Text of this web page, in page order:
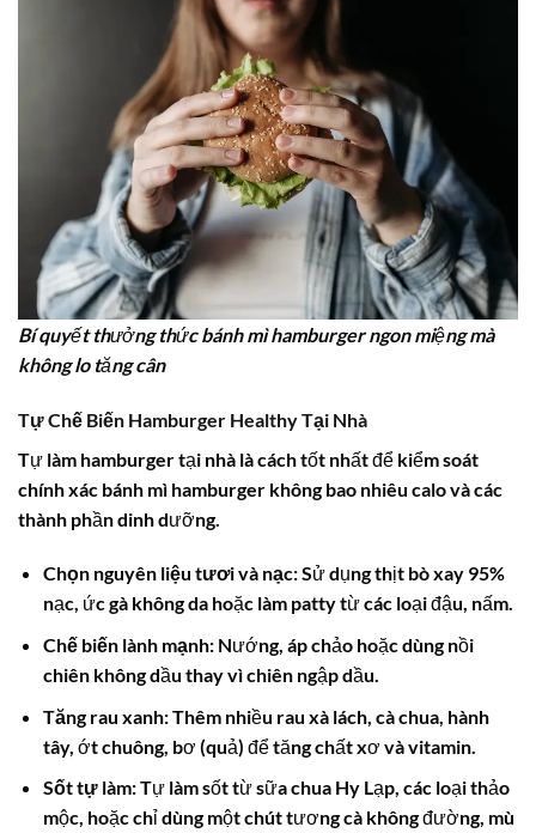
Bí quyết thưởng thức bánh mì hamburger ngon miệng mà
không lo tăng cân
Tự Chế Biến Hamburger Healthy Tại Nhà
Tự làm hamburger tại nhà là cách tốt nhất để kiểm soát
chính xác bánh mì hamburger không bao nhiêu calovà các
thành phần dinh dưỡng.
Chọn nguyên liệu tươi và nạc: Sử dụng thịt bò xay 95%
nạc, ức gà không da hoặc làm patty từ các loại đậu, nấm.
Chế biến lành mạnh: Nướng, áp chảo hoặc dùng nồi
chiên không dầu thay vì chiên ngập dầu.
Tăng rau xanh: Thêm nhiều rau xà lách, cà chua, hành
tây, ớt chuông, bơ (quả) để tăng chất xơ và vitamin.
Sốt tự làm: Tự làm sốt từ sữa chua Hy Lạp, các loại thảo
mộc, hoặc chỉ dùng một chút tương cà không đường, mù